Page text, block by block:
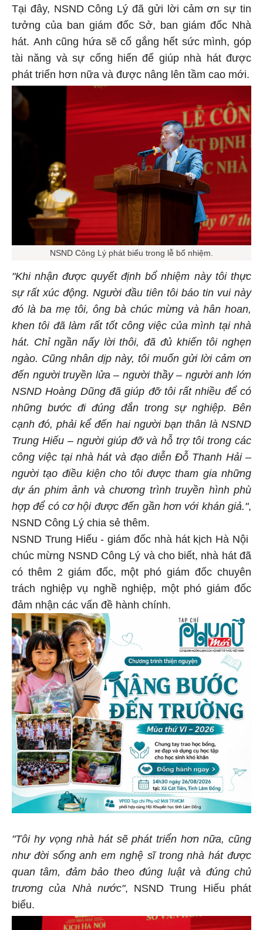
Tại đây, NSND Công Lý đã gửi lời cảm ơn sự tin
tưởng của ban giám đốc Sở, ban giám đốc Nhà
hát. Anh cũng hứa sẽ cố gắng hết sức mình, góp
tài năng và sự cống hiến để giúp nhà hát được
phát triển hơn nữa và được nâng lên tầm cao mới.
NSND Công Lý phát biểu trong lễ bổ nhiệm.
"Khi nhận được quyết định bổ nhiệm này tôi thực
sự rất xúc động. Người đầu tiên tôi báo tin vui này
đó là ba mẹ tôi, ông bà chúc mừng và hân hoan,
khen tôi đã làm rất tốt công việc của mình tại nhà
hát. Chỉ ngần nấy lời thôi, đã đủ khiến tôi nghẹn
ngào. Cũng nhân dịp này, tôi muốn gửi lời cảm ơn
đến người truyền lửa – người thầy – người anh lớn
NSND Hoàng Dũng đã giúp đỡ tôi rất nhiều để có
những bước đi đúng đắn trong sự nghiệp. Bên
cạnh đó, phải kể đến hai người bạn thân là NSND
Trung Hiếu – người giúp đỡ và hỗ trợ tôi trong các
công việc tại nhà hát và đạo diễn Đỗ Thanh Hải –
người tạo điều kiện cho tôi được tham gia những
dự án phim ảnh và chương trình truyền hình phù
hợp để có cơ hội được đến gần hơn với khán giả.",
NSND Công Lý chia sẻ thêm.
NSND Trung Hiếu - giám đốc nhà hát kịch Hà Nội
chúc mừng NSND Công Lý và cho biết, nhà hát đã
có thêm 2 giám đốc, một phó giám đốc chuyên
trách nghiệp vụ nghề nghiệp, một phó giám đốc
đảm nhận các vấn đề hành chính.
"Tôi hy vọng nhà hát sẽ phát triển hơn nữa, cũng
như đời sống anh em nghệ sĩ trong nhà hát được
quan tâm, đảm bảo theo đúng luật và đúng chủ
trương của Nhà nước", NSND Trung Hiếu phát
biểu.